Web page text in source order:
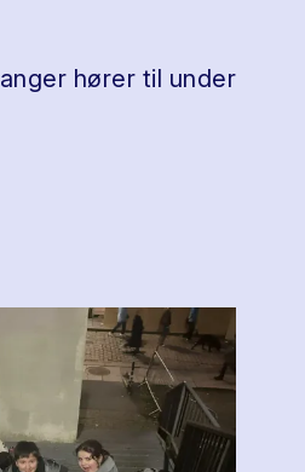
hører til under